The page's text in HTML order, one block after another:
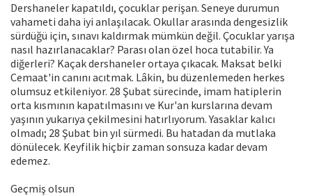
Dershaneler kapatıldı, çocuklar perişan. Seneye durumun
vahameti daha iyi anlaşılacak. Okullar arasında dengesizlik
sürdüğü için, sınavı kaldırmak mümkün değil. Çocuklar yarışa
nasıl hazırlanacaklar? Parası olan özel hoca tutabilir. Ya
diğerleri? Kaçak dershaneler ortaya çıkacak. Maksat belki
Cemaat'in canını acıtmak. Lâkin, bu düzenlemeden herkes
olumsuz etkileniyor. 28 Şubat sürecinde, imam hatiplerin
orta kısmının kapatılmasını ve Kur'an kurslarına devam
yaşının yukarıya çekilmesini hatırlıyorum. Yasaklar kalıcı
olmadı; 28 Şubat bin yıl sürmedi. Bu hatadan da mutlaka
dönülecek. Keyfilik hiçbir zaman sonsuza kadar devam
edemez.
Geçmiş olsun